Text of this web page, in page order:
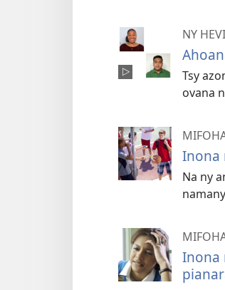
NY
Tsy
ovana
Inona
Na ny
Inona